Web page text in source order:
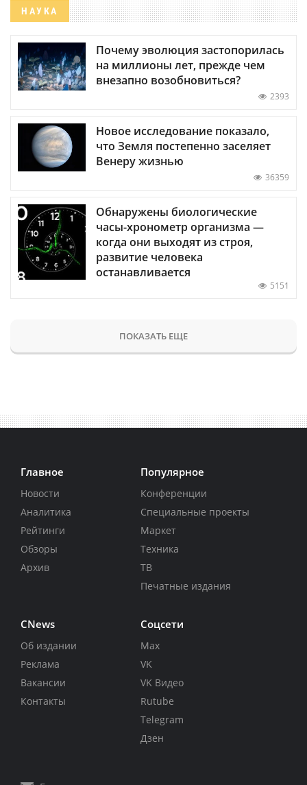
НАУКА
Почему эволюция застопорилась
на миллионы лет, прежде чем
внезапно возобновиться?
2393
Новое исследование показало,
что Земля постепенно заселяет
Венеру жизнью
36359
Обнаружены биологические
часы-хронометр организма —
когда они выходят из строя,
развитие человека
останавливается
5151
ПОКАЗАТЬ ЕЩЕ
Главное
Новости
Аналитика
Рейтинги
Обзоры
Архив
Популярное
Конференции
Специальные проекты
Маркет
Техника
ТВ
Печатные издания
CNews
Об издании
Реклама
Вакансии
Контакты
Соцсети
Max
VK
VK Видео
Rutube
Telegram
Дзен